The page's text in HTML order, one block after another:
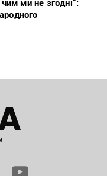
ми не згодні”: